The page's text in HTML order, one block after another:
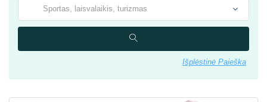
Išplėstinė Paieška